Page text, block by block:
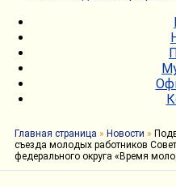
Главная страница » Новости »
съезда молодых работников
федерального округа «Время